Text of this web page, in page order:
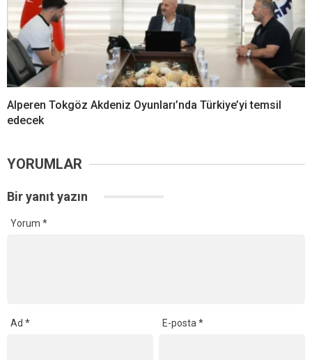
Alperen Tokgöz Akdeniz Oyunları’nda Türkiye’yi temsil
edecek
YORUMLAR
Bir yanıt yazın
Yorum *
Ad * E-posta*